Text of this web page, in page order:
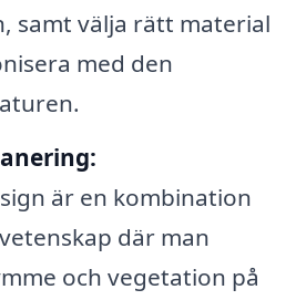
samt välja rätt material
med den
är en kombination
där man
och vegetation på